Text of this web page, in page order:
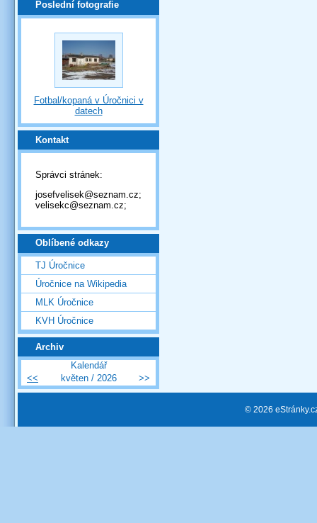
Poslední fotografie
Fotbal/kopaná v Úročnici v
datech
Kontakt
Správci stránek:
josefvelisek@seznam.cz;
velisekc@seznam.cz;
Oblíbené odkazy
TJ Úročnice
Úročnice na Wikipedia
MLK Úročnice
KVH Úročnice
Archiv
Kalendář
<<
květen / 2026 >>
© 2026